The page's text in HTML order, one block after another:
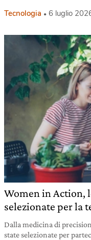
Tecnologia 6 luglio
Women in Action,
selezionate per la
Dalla medicina di
state selezionate per